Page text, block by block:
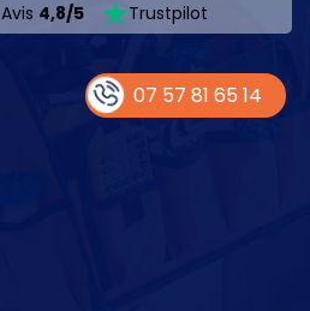
Avis 4,8/5 Trustpilot
07 57 81 65 14